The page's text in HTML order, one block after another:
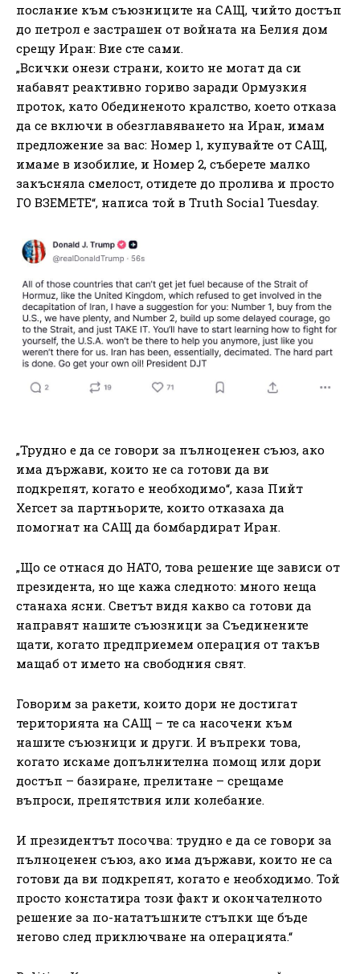
послание към съюзниците на САЩ, чийто достъп
до петрол е застрашен от войната на Белия дом
срещу Иран: Вие сте сами.
„Всички онези страни, които не могат да си
набавят реактивно гориво заради Ормузкия
проток, като Обединеното кралство, което отказа
да се включи в обезглавяването на Иран, имам
предложение за вас: Номер 1, купувайте от САЩ,
имаме в изобилие, и Номер 2, съберете малко
закъсняла смелост, отидете до пролива и просто
ГО ВЗЕМЕТЕ“, написа той в Truth Social Tuesday.
„Трудно е да се говори за пълноценен съюз, ако
има държави, които не са готови да ви
подкрепят, когато е необходимо“, каза Пийт
Хегсет за партньорите, които отказаха да
помогнат на САЩ да бомбардират Иран.
„Що се отнася до НАТО, това решение ще зависи от
президента, но ще кажа следното: много неща
станаха ясни. Светът видя какво са готови да
направят нашите съюзници за Съединените
щати, когато предприемем операция от такъв
мащаб от името на свободния свят.
Говорим за ракети, които дори не достигат
територията на САЩ – те са насочени към
нашите съюзници и други. И въпреки това,
когато искаме допълнителна помощ или дори
достъп – базиране, прелитане – срещаме
въпроси, препятствия или колебание.
И президентът посочва: трудно е да се говори за
пълноценен съюз, ако има държави, които не са
готови да ви подкрепят, когато е необходимо. Той
просто констатира този факт и окончателното
решение за по-нататъшните стъпки ще бъде
негово след приключване на операцията.“